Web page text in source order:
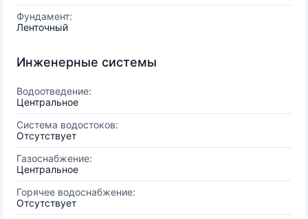
Фундамент:
Ленточный
Инженерные системы
Водоотведение:
Центральное
Система водостоков:
Отсутствует
Газоснабжение:
Центральное
Горячее водоснабжение:
Отсутствует